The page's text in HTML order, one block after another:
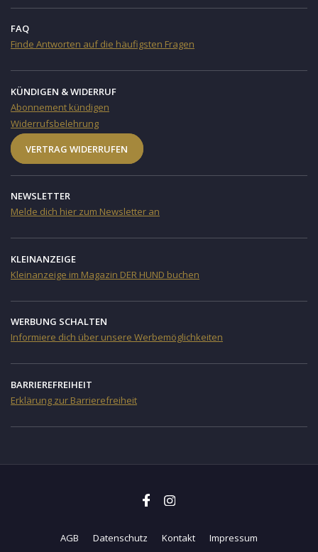
FAQ
Finde Antworten auf die häufigsten Fragen
KÜNDIGEN & WIDERRUF
Abonnement kündigen
Widerrufsbelehrung
VERTRAG WIDERRUFEN
NEWSLETTER
Melde dich hier zum Newsletter an
KLEINANZEIGE
Kleinanzeige im Magazin DER HUND buchen
WERBUNG SCHALTEN
Informiere dich über unsere Werbemöglichkeiten
BARRIEREFREIHEIT
Erklärung zur Barrierefreiheit
AGB Datenschutz Kontakt Impressum